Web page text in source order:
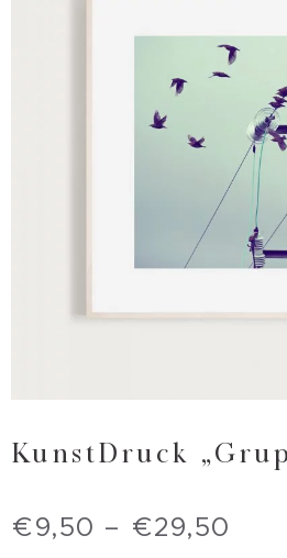
KunstDruck
€ 9,50 – €29,50